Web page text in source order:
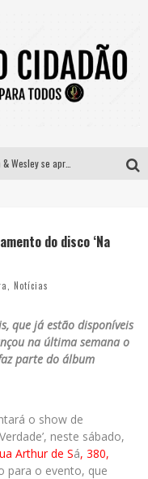
Paraná e Willian & Wesley se apresentam no Carretão Trevo Contagem nesta sexta-feira
do disco ‘Na
Notícias
que já estão disponíveis
na última semana o
parte do álbum
o show de
neste sábado,
Arthur de Sá, 380,
para o evento, que